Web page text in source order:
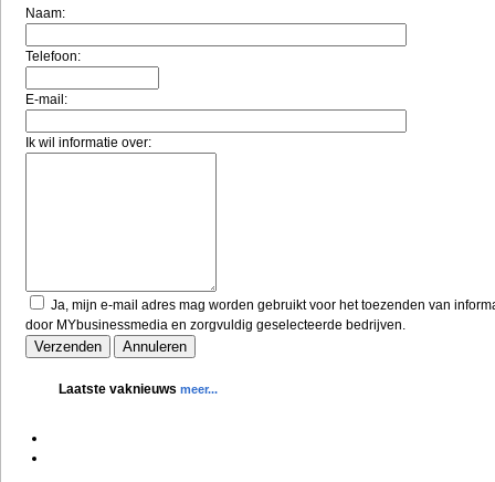
Naam:
Telefoon:
E-mail:
Ik wil informatie over:
Ja, mijn e-mail adres mag worden gebruikt voor het toezenden van
door MYbusinessmedia en zorgvuldig geselecteerde bedrijven.
Laatste vaknieuws meer...